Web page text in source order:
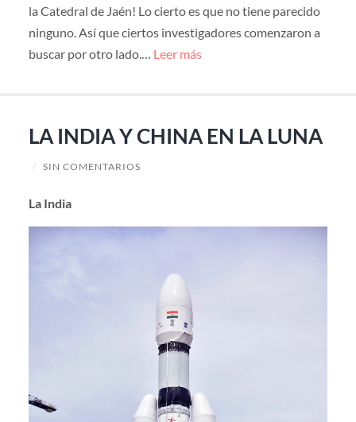
la Catedral de Jaén! Lo cierto es que no tiene parecido
ninguno. Así que ciertos investigadores comenzaron a
buscar por otro lado.… Leer más
LA INDIA Y CHINA EN LA LUNA
/ SIN COMENTARIOS
La India